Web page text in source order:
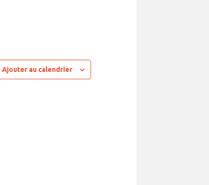
Ajouter au calendrier